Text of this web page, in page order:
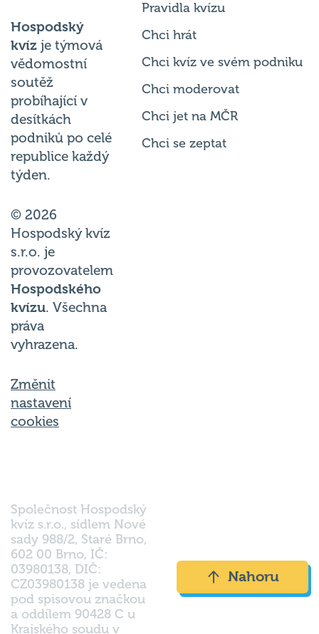
Hospodský
kvíz je týmová
vědomostní
soutěž
probíhající v
desítkách
podniků po celé
republice každý
týden.
© 2026
Hospodský kvíz
s.r.o. je
provozovatelem
Hospodského
kvízu. Všechna
práva
vyhrazena.
Změnit
nastavení
cookies
Pravidla kvízu
Chci hrát
Chci kvíz ve svém podniku
Chci moderovat
Chci jet na MČR
Chci se zeptat
Společnost Hospodský
kvíz s.r.o., sídlem Nové
sady 988/2, Staré Brno,
602 00 Brno, IČ:
03980138, DIČ:
CZ03980138 je vedena
pod spisovou značkou
a oddílem 90428 C u
Krajského soudu v
Nahoru